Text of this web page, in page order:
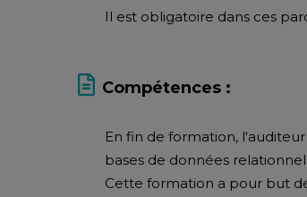
Il est obligatoire dans ces
Compétences :
En fin de formation,
bases de données
Cette formation a pour but